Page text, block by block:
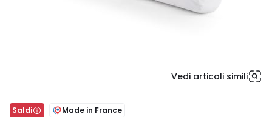
Vedi articoli simili
Saldi
Made in France